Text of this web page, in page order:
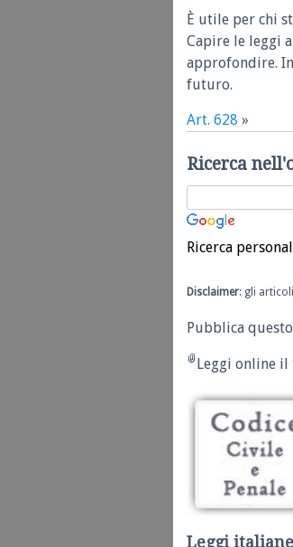
È utile per chi
Capire le leggi
approfondire.
futuro.
Art. 628 »
Ricerca
Ricerca
Disclaimer: gli
Pubblica
Leggi online
Leggi